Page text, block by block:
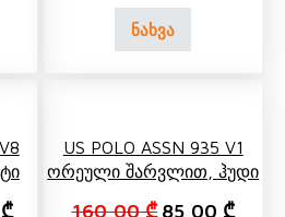
ნახვა
was: 165,00 ₾.
₾Current price is: 110,00 ₾.
US POLO ASSN 935 V1
Ორეული Შარვლით, Ჰუდი
160,00₾ Original price
85,00 ₾